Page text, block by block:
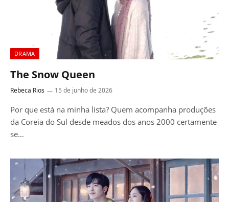
DRAMA
The Snow Queen
Rebeca Rios 15 de junho de 2026
Por que está na minha lista? Quem acompanha produções
da Coreia do Sul desde meados dos anos 2000 certamente
se…